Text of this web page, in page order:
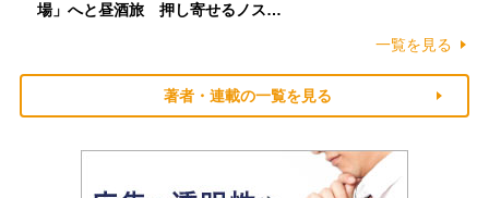
場」へと昼酒旅 押し寄せるノス…
一覧を見る
著者・連載の一覧を見る